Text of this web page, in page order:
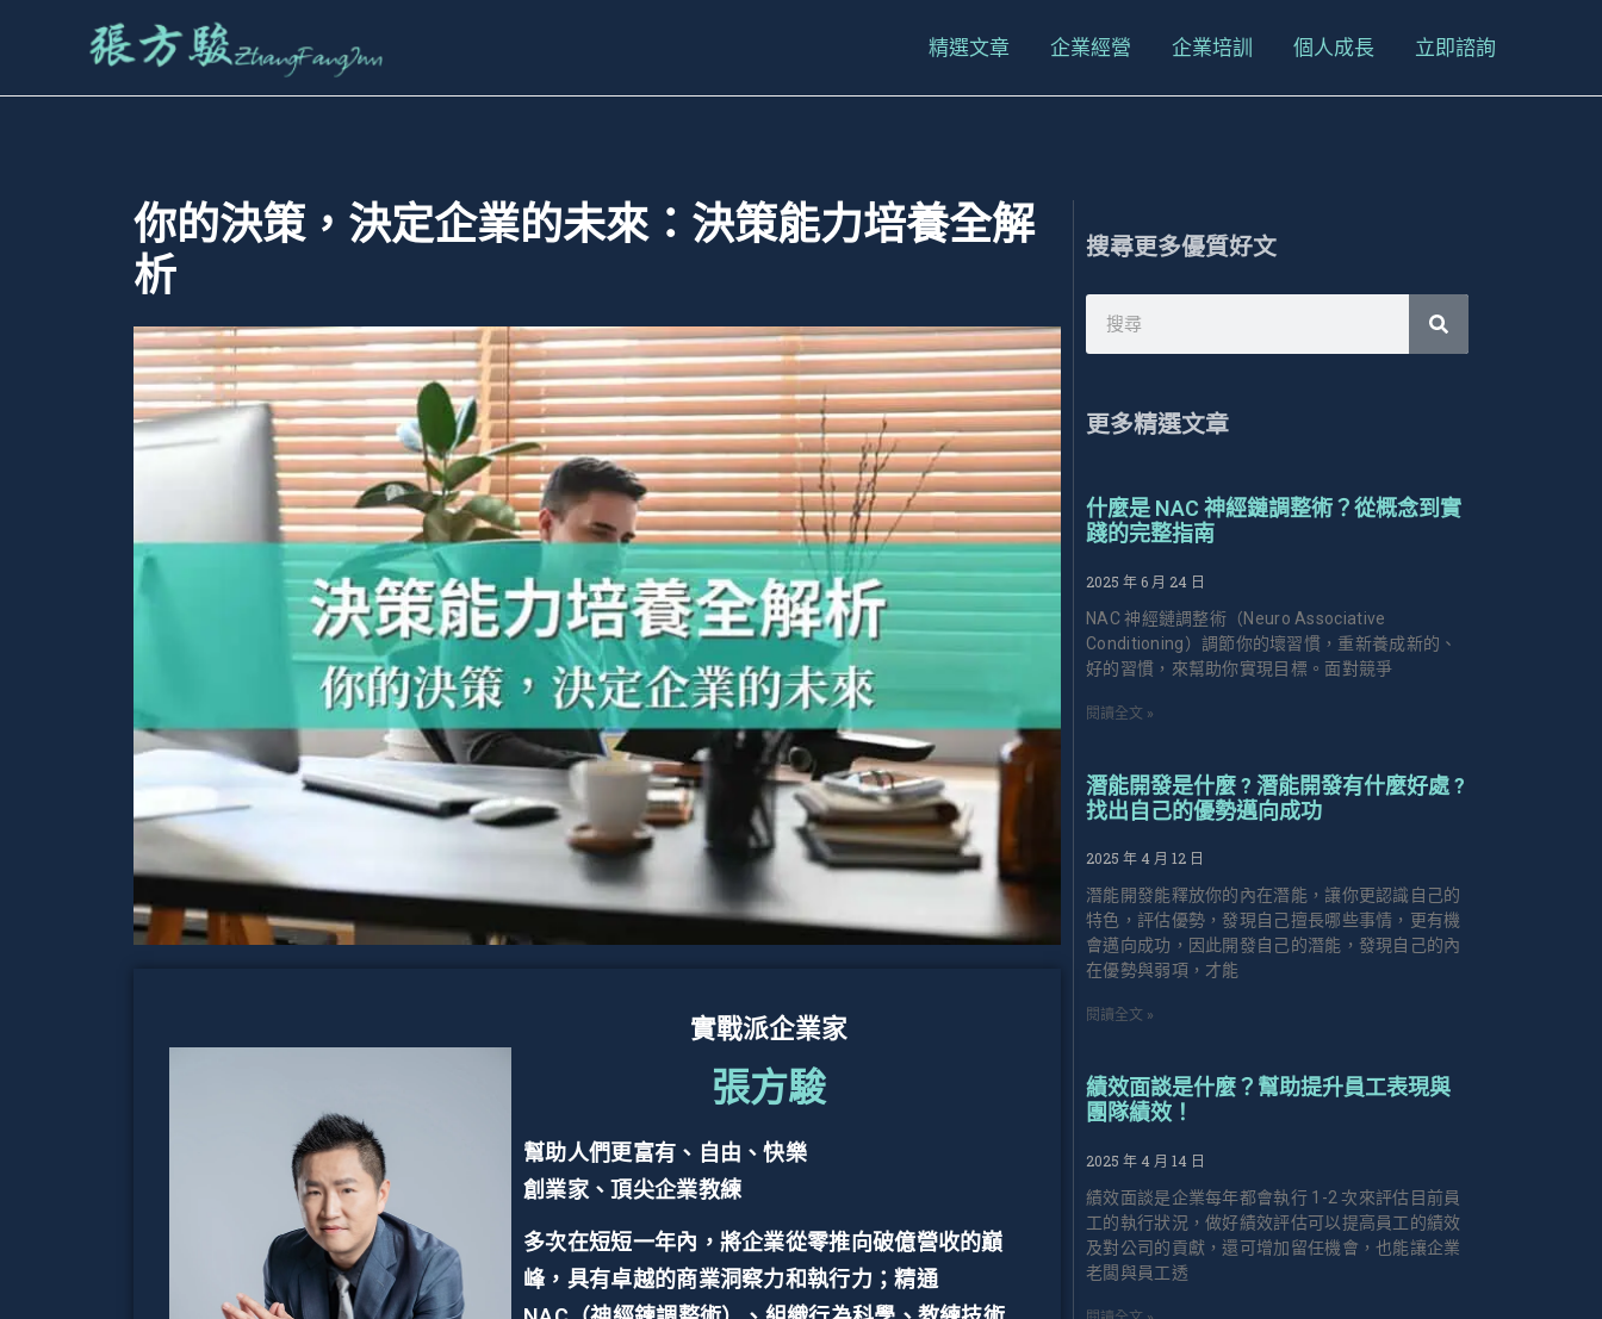
精選文章 企業經營 企業培訓 個人成長 立即諮詢
你的決策，決定企業的未來：決策能力培養全解
析
實戰派企業家
張方駿
幫助人們更富有、自由、快樂
創業家、頂尖企業教練
多次在短短一年內，將企業從零推向破億營收的巔
峰，具有卓越的商業洞察力和執行力；精通
搜尋更多優質好文
搜
搜
尋
更多精選文章
什麼是 NAC 神經鏈調整術？從概念到實
踐的完整指南
2025 年 6 月 24 日
NAC 神經鏈調整術（Neuro Associative
Conditioning）調節你的壞習慣，重新養成新的、
好的習慣，來幫助你實現目標。面對競爭
閱讀全文 »
潛能開發是什麼 ? 潛能開發有什麼好處 ?
找出自己的優勢邁向成功
2025 年 4 月 12 日
潛能開發能釋放你的內在潛能，讓你更認識自己的
特色，評估優勢，發現自己擅長哪些事情，更有機
會邁向成功，因此開發自己的潛能，發現自己的內
在優勢與弱項，才能
閱讀全文 »
績效面談是什麼？幫助提升員工表現與
團隊績效！
2025 年 4 月 14 日
績效面談是企業每年都會執行 1-2 次來評估目前員
工的執行狀況，做好績效評估可以提高員工的績效
及對公司的貢獻，還可增加留任機會，也能讓企業
老闆與員工透